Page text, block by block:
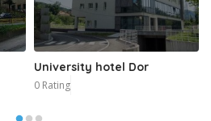
University hotel Dor
0 Rating